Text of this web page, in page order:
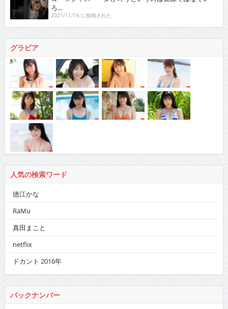
ろ...
2021/11/16 に投稿された
グラビア
人気の検索ワード
徳江かな
RaMu
真田まこと
netflix
ドカント 2016年
バックナンバー